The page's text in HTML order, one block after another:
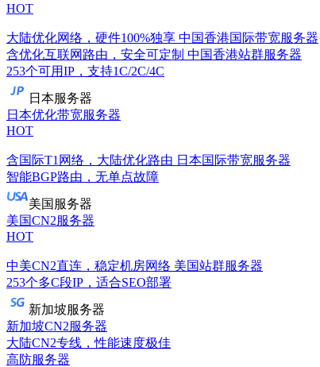
HOT
大陆优化网络，硬件100%独享 中国香港国际带宽服务器
含优化互联网路由，安全可定制 中国香港站群服务器
253个可用IP，支持1C/2C/4C
日本服务器
日本优化带宽服务器
HOT
含国际T1网络，大陆优化路由 日本国际带宽服务器
智能BGP路由，无单点故障
美国服务器
美国CN2服务器
HOT
中美CN2直连，稳定机房网络 美国站群服务器
253个多C段IP，适合SEO部署
新加坡服务器
新加坡CN2服务器
大陆CN2专线，性能速度极佳
高防服务器